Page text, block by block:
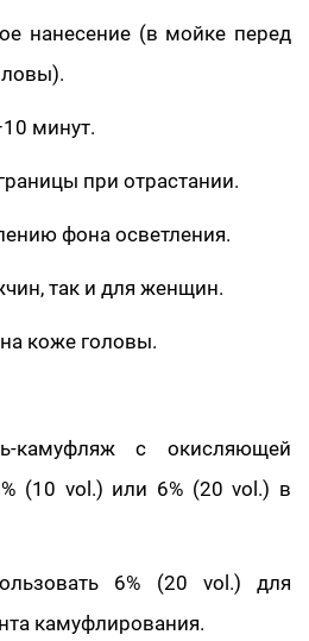
нанесение (в мойке перед
минут.
при отрастании.
фона осветления.
так и для женщин.
коже головы.
камуфляж с окисляющей
(10 vol.) или 6% (20 vol.) в
6% (20 vol.) для
камуфлирования.